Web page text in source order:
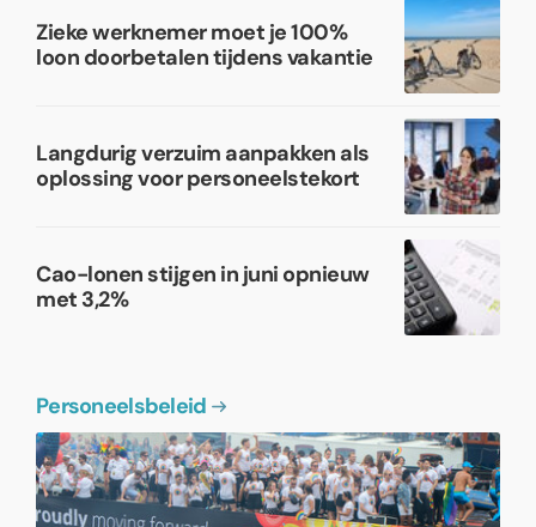
Personeelsbeleid
Zieke werknemer moet je 100%
loon doorbetalen tijdens vakantie
Langdurig verzuim aanpakken als
oplossing voor personeelstekort
Cao-lonen stijgen in juni opnieuw
met 3,2%